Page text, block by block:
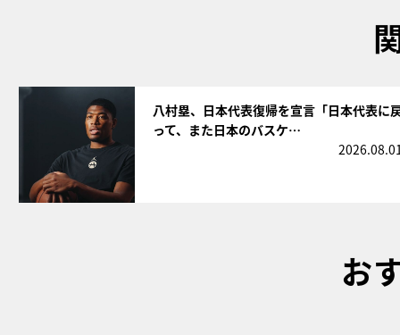
八村塁、日本代表復帰を宣言「日本代表に
って、また日本のバスケ…
お